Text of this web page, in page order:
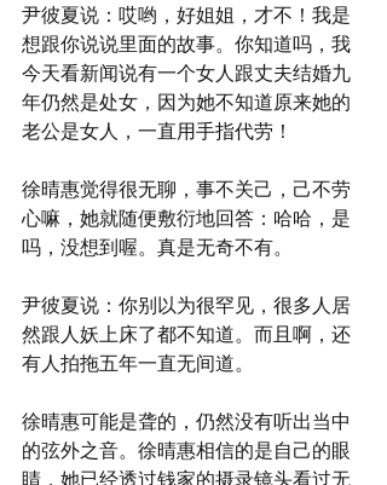
尹彼夏说：哎哟，好姐姐，才不！我是
想跟你说说里面的故事。你知道吗，我
今天看新闻说有一个女人跟丈夫结婚九
年仍然是处女，因为她不知道原来她的
老公是女人，一直用手指代劳！
徐晴惠觉得很无聊，事不关己，己不劳
心嘛，她就随便敷衍地回答：哈哈，是
吗，没想到喔。真是无奇不有。
尹彼夏说：你别以为很罕见，很多人居
然跟人妖上床了都不知道。而且啊，还
有人拍拖五年一直无间道。
徐晴惠可能是聋的，仍然没有听出当中
的弦外之音。徐晴惠相信的是自己的眼